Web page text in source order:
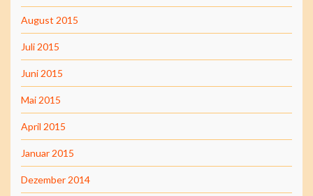
August 2015
Juli 2015
Juni 2015
Mai 2015
April 2015
Januar 2015
Dezember 2014